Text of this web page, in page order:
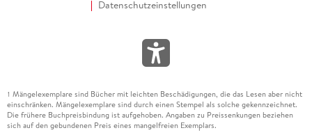
Datenschutzeinstellungen
1 Mängelexemplare sind Bücher mit leichten Beschädigungen, die das Lesen aber nicht
einschränken. Mängelexemplare sind durch einen Stempel als solche gekennzeichnet.
Die frühere Buchpreisbindung ist aufgehoben. Angaben zu Preissenkungen beziehen
sich auf den gebundenen Preis eines mangelfreien Exemplars.